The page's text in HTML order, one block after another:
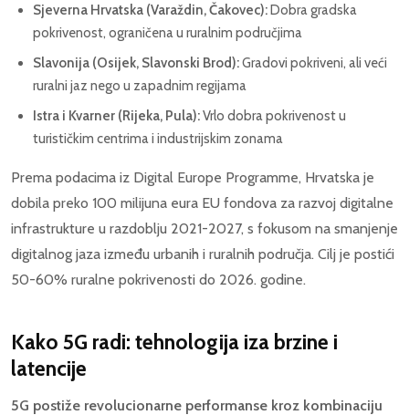
Sjeverna Hrvatska (Varaždin, Čakovec):Dobra gradska
pokrivenost, ograničena u ruralnim područjima
Slavonija (Osijek, Slavonski Brod):Gradovi pokriveni, ali veći
ruralni jaz nego u zapadnim regijama
Istra i Kvarner (Rijeka, Pula):Vrlo dobra pokrivenost u
turističkim centrima i industrijskim zonama
Prema podacima iz Digital Europe Programme, Hrvatska je
dobila preko 100 milijuna eura EU fondova za razvoj digitalne
infrastrukture u razdoblju 2021-2027, s fokusom na smanjenje
digitalnog jaza između urbanih i ruralnih područja. Cilj je postići
50-60% ruralne pokrivenosti do 2026. godine.
Kako 5G radi: tehnologija iza brzine i
latencije
5G postiže revolucionarne performanse kroz kombinaciju